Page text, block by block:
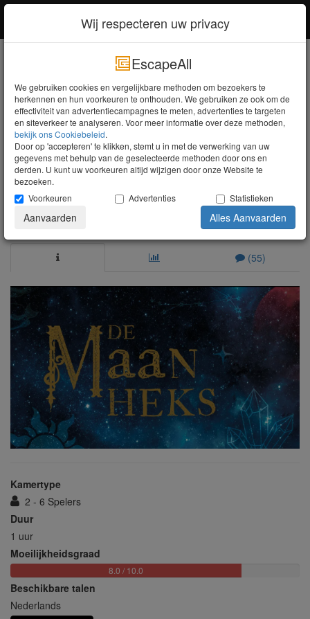
EscapeAll Inloggen
Doe het licht uit
Zuid-Holland Berkel en Rodenrijs
De Maanheks
4,6Uitstekend
Escape Experience
Berkel en Rodenrijs 2651DB-Kaart
weergeven
(55)
Kamertype
2 - 6 Spelers
Duur
1 uur
Moeilijkheidsgraad
8.0 / 10.0
Beschikbare talen
Nederlands
Wij respecteren uw privacy
EscapeAll
We gebruiken cookies en vergelijkbare methoden om bezoekers te
herkennen en hun voorkeuren te onthouden. We gebruiken ze ook om de
effectiviteit van advertentiecampagnes te meten, advertenties te targeten
en siteverkeer te analyseren. Voor meer informatie over deze methoden,
bekijk ons ​​Cookiebeleid.
Door op 'accepteren' te klikken, stemt u in met de verwerking van uw
gegevens met behulp van de geselecteerde methoden door ons en
derden. U kunt uw voorkeuren altijd wijzigen door onze Website te
bezoeken.
Voorkeuren
Advertenties Statistieken
Aanvaarden Alles Aanvaarden